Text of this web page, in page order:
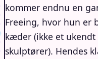
kommer endnu en
Freeing, hvor hun er
kæder (ikke et
skulptører). Hendes